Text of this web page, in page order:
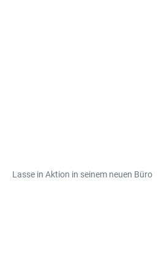
Lasse in Aktion in seinem neuen Büro